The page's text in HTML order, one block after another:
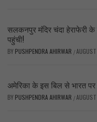
सलकनपुर मंदिर चंदा हेराफेरी
पहुंची!
BY PUSHPENDRA AHIRWAR /
अमेरिका के इस बिल से भारत
BY PUSHPENDRA AHIRWAR /